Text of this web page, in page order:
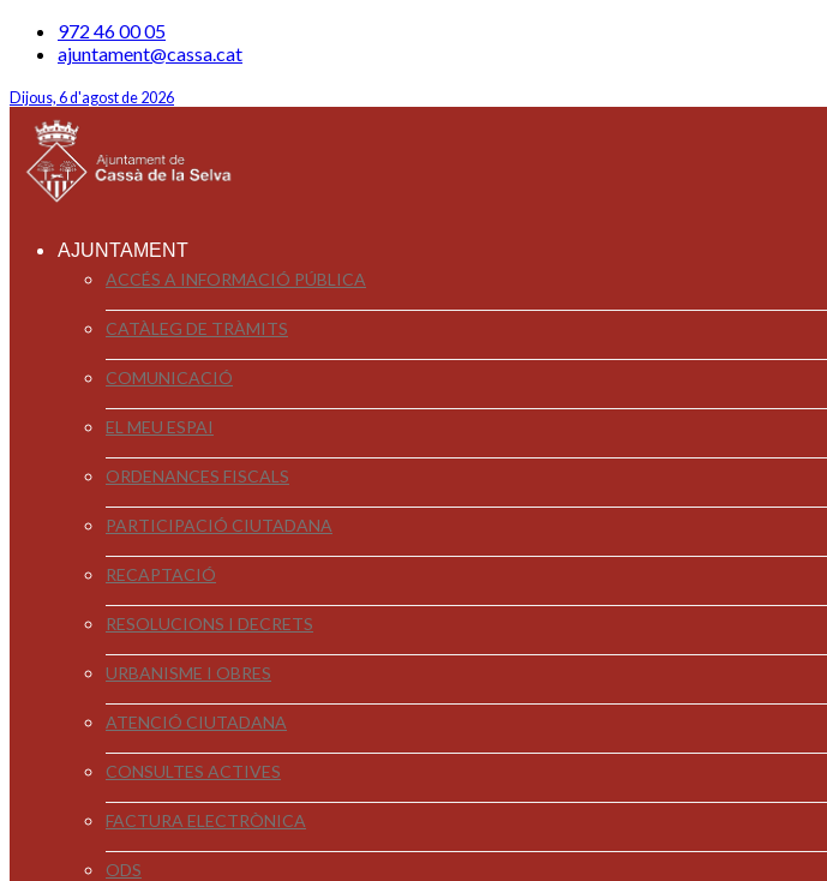
972 46 00 05
ajuntament@cassa.cat
Dijous, 6 d'agost de 2026
AJUNTAMENT
ACCÉS A INFORMACIÓ PÚBLICA
CATÀLEG DE TRÀMITS
COMUNICACIÓ
EL MEU ESPAI
ORDENANCES FISCALS
PARTICIPACIÓ CIUTADANA
RECAPTACIÓ
RESOLUCIONS I DECRETS
URBANISME I OBRES
ATENCIÓ CIUTADANA
CONSULTES ACTIVES
FACTURA ELECTRÒNICA
ODS